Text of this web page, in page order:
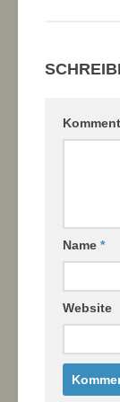
Name *
Website